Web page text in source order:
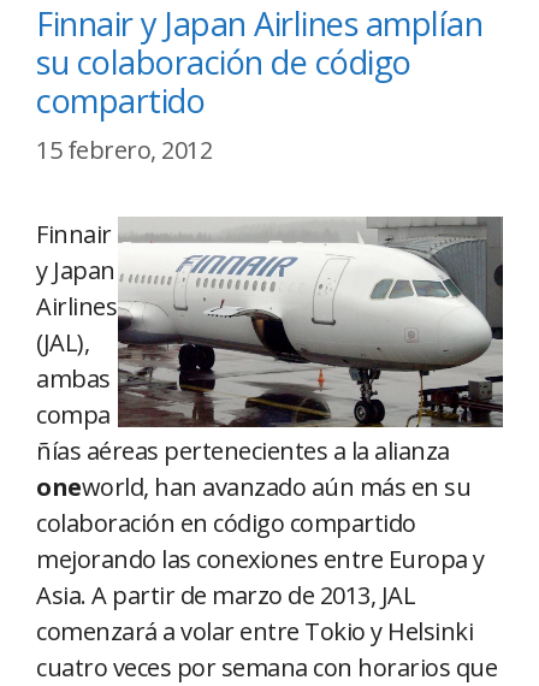
Finnair y Japan Airlines amplían
su colaboración de código
compartido
15 febrero, 2012
Finnair
y Japan
Airlines
(JAL),
ambas
compa
ñías aéreas pertenecientes a la alianza
oneworld, han avanzado aún más en su
colaboración en código compartido
mejorando las conexiones entre Europa y
Asia. A partir de marzo de 2013, JAL
comenzará a volar entre Tokio y Helsinki
cuatro veces por semana con horarios que